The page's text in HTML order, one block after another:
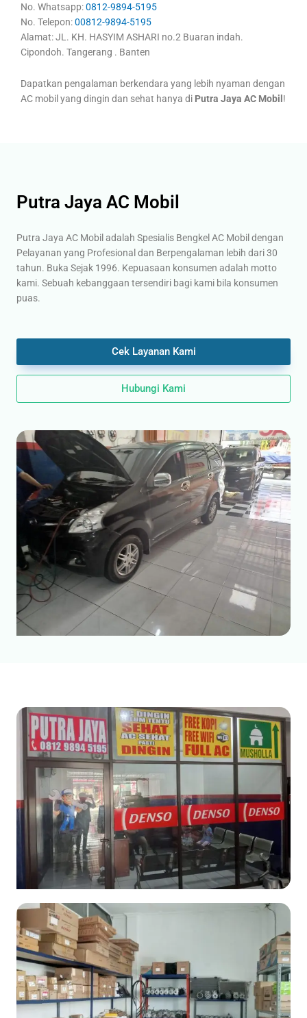
No. Whatsapp:0812-9894-5195
No. Telepon:00812-9894-5195
Alamat: JL. KH. HASYIM ASHARI no.2 Buaran indah.
Cipondoh. Tangerang . Banten
Dapatkan pengalaman berkendara yang lebih nyaman dengan
AC mobil yang dingin dan sehat hanya di Putra Jaya AC Mobil !
Putra Jaya AC Mobil
Putra Jaya AC Mobil adalah Spesialis Bengkel AC Mobil dengan
Pelayanan yang Profesional dan Berpengalaman lebih dari 30
tahun. Buka Sejak 1996. Kepuasaan konsumen adalah motto
kami. Sebuah kebanggaan tersendiri bagi kami bila konsumen
puas.
Cek Layanan Kami
Hubungi Kami